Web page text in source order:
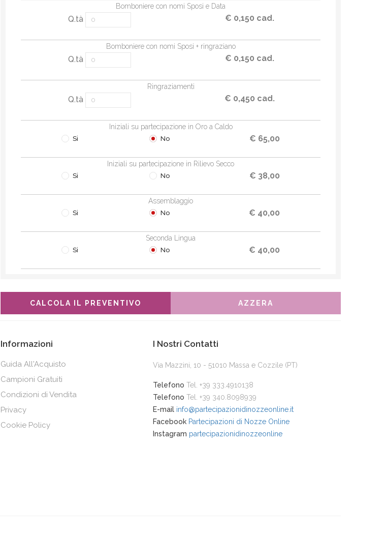
Bomboniere con nomi Sposi e Data
Q.tà € 0,150 cad.
Bomboniere con nomi Sposi + ringraziano
Q.tà € 0,150 cad.
Ringraziamenti
Q.tà € 0,450 cad.
Iniziali su partecipazione in Oro a Caldo
Si No € 65,00
Iniziali su partecipazione in Rilievo Secco
Si No € 38,00
Assemblaggio
Si No € 40,00
Seconda Lingua
Si No € 40,00
Informazioni
Guida All'Acquisto
Campioni Gratuiti
Condizioni di Vendita
Privacy
Cookie Policy
I Nostri Contatti
Via Mazzini, 10 - 51010 Massa e Cozzile (PT)
Telefono Tel. +39 333.4910138
Telefono Tel. +39 340.8098939
E-mail info@partecipazionidinozzeonline.it
Facebook Partecipazioni di Nozze Online
Instagram partecipazionidinozzeonline